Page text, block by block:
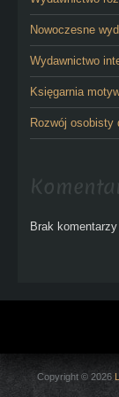
Nowoczesne
Wydawnictwo
Księgarnia
Rozwój osobisty
Brak
Copyright © 2026